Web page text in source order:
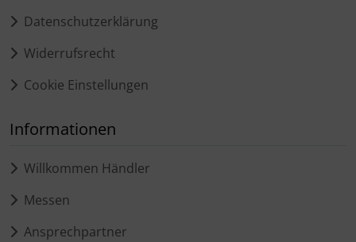
Datenschutzerklärung
Widerrufsrecht
Cookie Einstellungen
Informationen
Willkommen Händler
Messen
Ansprechpartner